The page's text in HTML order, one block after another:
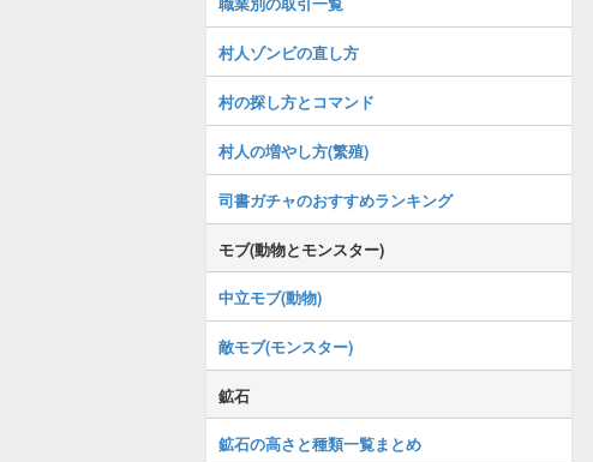
村人ゾンビの直し方
村の探し方とコマンド
村人の増やし方(繁殖)
司書ガチャのおすすめランキング
モブ(動物とモンスター)
中立モブ(動物)
敵モブ(モンスター)
鉱石
鉱石の高さと種類一覧まとめ